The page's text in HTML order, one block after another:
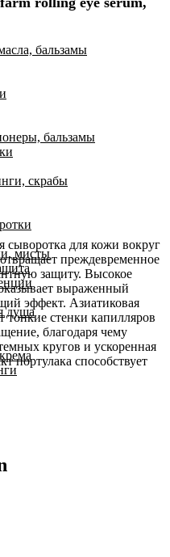
бальзамы
бальзамы
скрабы
мисты
душа
сыворотка для кожи вокруг
преждевременное
защиту. Высокое
выраженный
эффект. Азиатиковая
стенки капилляров
благодаря чему
кругов и ускоренная
портулака способствует